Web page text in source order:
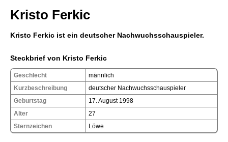
Kristo Ferkic
Kristo Ferkic ist ein deutscher Nachwuchsschauspieler.
Steckbrief von Kristo Ferkic
Geschlecht
männlich
Kurzbeschreibung
deutscher Nachwuchsschauspieler
Geburtstag
17. August 1998
Alter
27
Sternzeichen
Löwe